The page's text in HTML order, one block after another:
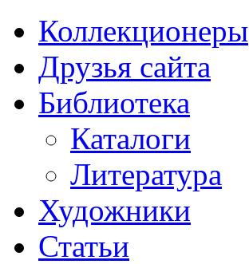
Коллекционеры
Друзья сайта
Библиотека
Каталоги
Литература
Художники
Статьи